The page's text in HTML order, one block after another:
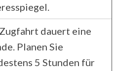
dauert eine
Planen Sie
5 Stunden für